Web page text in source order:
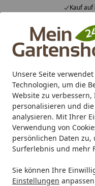
Unsere Seite
Technologien, um die
Website zu
personalisieren und
analysieren. Mit Ihrer
Verwendung von
persönlichen Daten
Surferlebnis und mehr
Sie können Ihre
Einstellungen
Kauf auf
Alle Produkte
Mein Konto
Suchen
Karibu Pools inkl.
Starterset
Startseite
Carport/Garage/
Serie BS Plus
Seitenteil